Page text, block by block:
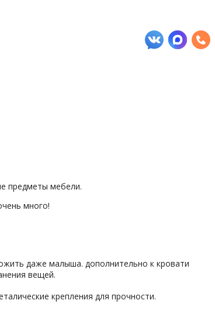
предметы мебели.
много!
даже малыша. дополнительно к кровати
вещей.
крепления для прочности.